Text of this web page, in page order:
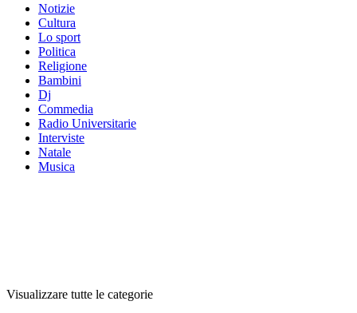
Notizie
Cultura
Lo sport
Politica
Religione
Bambini
Dj
Commedia
Radio Universitarie
Interviste
Natale
Musica
Visualizzare tutte le categorie